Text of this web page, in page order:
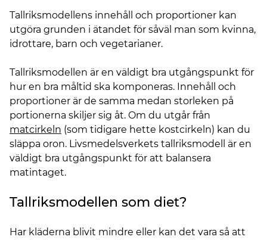
Tallriksmodellens innehåll och proportioner kan
utgöra grunden i ätandet för såväl man som kvinna,
idrottare, barn och vegetarianer.
Tallriksmodellen är en väldigt bra utgångspunkt för
hur en bra måltid ska komponeras. Innehåll och
proportioner är de samma medan storleken på
portionerna skiljer sig åt. Om du utgår från
matcirkeln (som tidigare hette kostcirkeln) kan du
släppa oron. Livsmedelsverkets tallriksmodell är en
väldigt bra utgångspunkt för att balansera
matintaget.
Tallriksmodellen som diet?
Har kläderna blivit mindre eller kan det vara så att